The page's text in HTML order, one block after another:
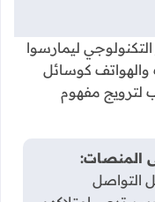
ليمارسوا
والهواتف كوسائل
لترويج مفهوم
المنصات:
التواصل